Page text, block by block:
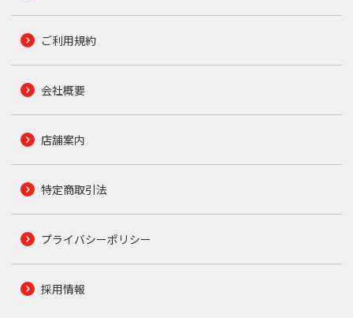
ご利用規約
会社概要
店舗案内
特定商取引法
プライバシーポリシー
採用情報